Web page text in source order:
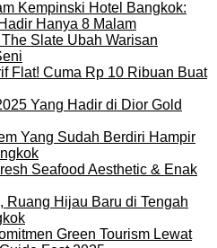
Kempinski Hotel Bangkok:
Hanya 8 Malam
Slate Ubah Warisan
Flat! Cuma Rp 10 Ribuan Buat
Yang Hadir di Dior Gold
Yang Sudah Berdiri Hampir
Seafood Aesthetic & Enak
Ruang Hijau Baru di Tengah
Green Tourism Lewat